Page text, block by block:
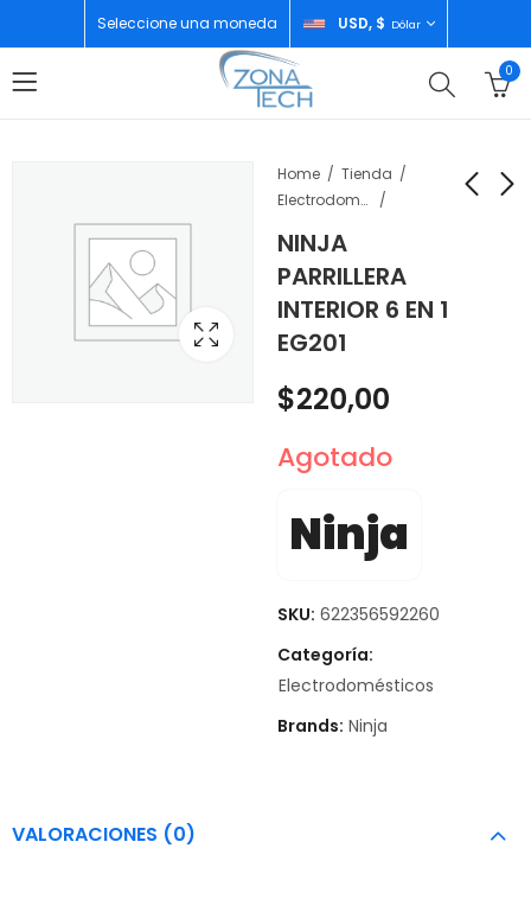
Seleccione una moneda USD, $ Dólar
0
Home
Tienda
Electrodomésticos
NINJA
PARRILLERA
INTERIOR 6 EN 1
EG201
QLED GOOGLE TV
43S51K
$255,00
COCINA C-900
GLASS/L 90CM 110V
$230,00
$220,00
Agotado
Ninja
SKU: 622356592260
Categoría:
Electrodomésticos
Brands: Ninja
VALORACIONES (0)